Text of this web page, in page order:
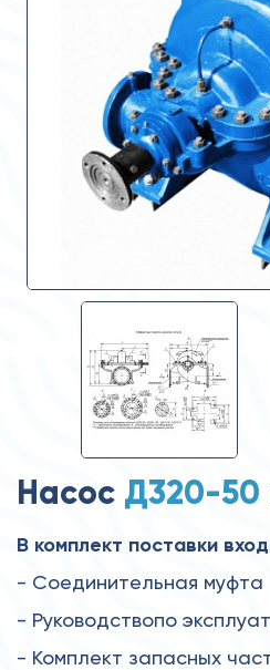
Насос Д320-50
В комплект поставки
- Соединительная муфта
- Руководствопо
- Комплект запасных